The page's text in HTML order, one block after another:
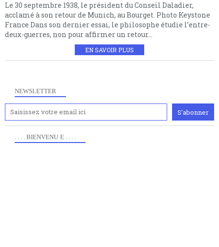
Le 30 septembre 1938, le président du Conseil Daladier,
acclamé à son retour de Munich, au Bourget. Photo Keystone
France Dans son dernier essai, le philosophe étudie l’entre-
deux-guerres, non pour affirmer un retour...
EN SAVOIR PLUS
NEWSLETTER
. . . . BIENVENU·E . . . .